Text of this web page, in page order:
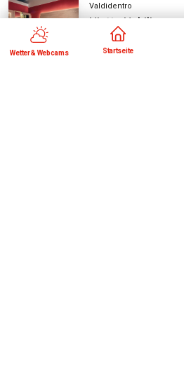
Wetter & Webcams Startseite
Valdidentro
Miotto Mobili
+39 0342911577
siehe